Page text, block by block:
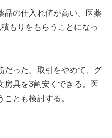
品の仕入れ値が高い。医薬
もりをもらうことになっ
だった。取引をやめて、グ
房具を3割安くできる。医
とも検討する。